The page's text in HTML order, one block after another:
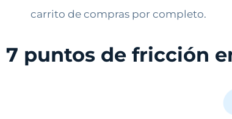
carrito de compras por completo.
7 puntos de fricción